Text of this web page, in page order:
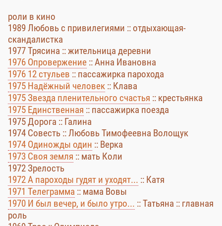
роли в кино
1989 Любовь с привилегиями :: отдыхающая-
скандалистка
1977 Трясина :: жительница деревни
1976 Опровержение :: Анна Ивановна
1976 12 стульев :: пассажирка парохода
1975 Надёжный человек :: Клава
1975 Звезда пленительного счастья :: крестьянка
1975 Единственная :: пассажирка поезда
1975 Дорога :: Галина
1974 Совесть :: Любовь Тимофеевна Волощук
1974 Одиножды один :: Верка
1973 Своя земля :: мать Коли
1972 Зрелость
1972 А пароходы гудят и уходят... :: Катя
1971 Телеграмма :: мама Вовы
1970 И был вечер, и было утро... :: Татьяна :: главная
роль